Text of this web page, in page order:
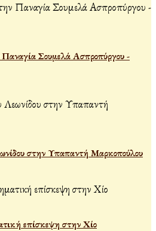
Σουμελά Ασπροπύργου -
στην Υπαπαντή Μαρκοπούλου
επίσκεψη στην Χίο